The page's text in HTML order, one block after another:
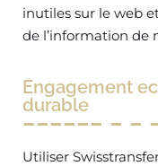
inutiles sur le web
de l’information de
Engagement
durable
Utiliser